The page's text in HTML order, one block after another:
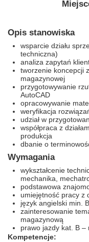
Opis stanowiska
wsparcie działu
techniczna)
analiza zapytań
tworzenie koncepcji
magazynowej
przygotowywanie
AutoCAD
opracowywanie
weryfikacja
udział w
współpraca z
produkcja
dbanie o
Wymagania
wykształcenie
mechanika,
podstawowa
umiejętność pracy z
język angielski min.
zainteresowanie
magazynową
prawo jazdy kat. B –
Kompetencje: